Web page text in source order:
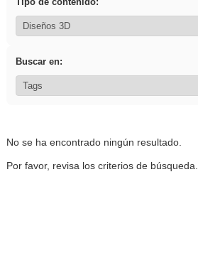
Buscar en:
No se ha encontrado ningún resultado.
Por favor, revisa los criterios de búsqueda.